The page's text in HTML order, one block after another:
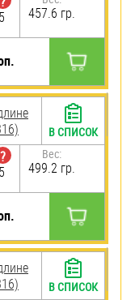
457.6 гр.
?
Вес:
499.2 гр.
В СПИСОК
В СПИСОК